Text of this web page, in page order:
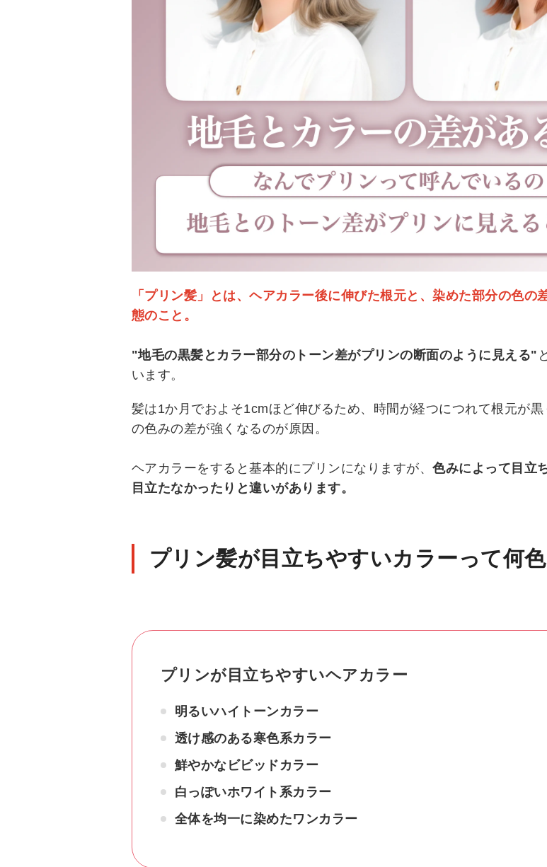
「プリン髪」とは、ヘアカラー後に伸びた根元と、染めた部分の色の
態のこと。
"地毛の黒髪とカラー部分のトーン差がプリンの断面のように見える"
います。
髪は1か月でおよそ1cmほど伸びるため、時間が経つにつれて根元が黒
の色みの差が強くなるのが原因。
ヘアカラーをすると基本的にプリンになりますが、 色みによって目立
目立たなかったりと違いがあります。
プリン髪が目立ちやすいカラーって何色
プリンが目立ちやすいヘアカラー
明るいハイトーンカラー
透け感のある寒色系カラー
鮮やかなビビッドカラー
白っぽいホワイト系カラー
全体を均一に染めたワンカラー